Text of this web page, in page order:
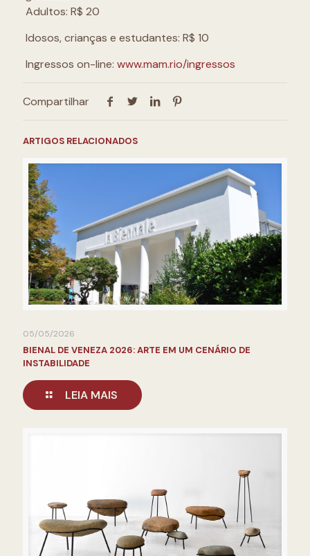
Adultos: R$ 20
Idosos, crianças e estudantes: R$ 10
Ingressos on-line: www.mam.rio/ingressos
Compartilhar
ARTIGOS RELACIONADOS
05/05/2026
BIENAL DE VENEZA 2026: ARTE EM UM CENÁRIO DE
INSTABILIDADE
LEIA MAIS